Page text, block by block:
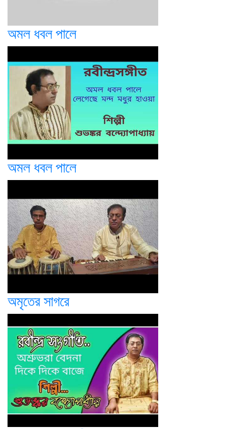
অমল ধবল পালে
অমল ধবল পালে
অমৃতের সাগরে